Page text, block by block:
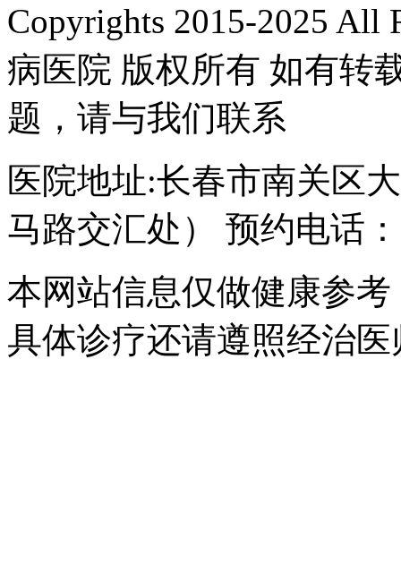
Copyrights 2015-2025 All
病医院 版权所有 如有转
题，请与我们联系
医院地址:长春市南关区
马路交汇处） 预约电话
本网站信息仅做健康参
具体诊疗还请遵照经治医